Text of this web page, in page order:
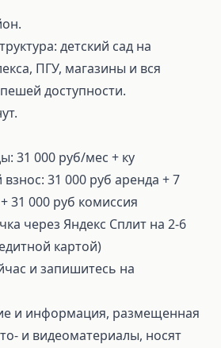
детский сад на
ПГУ, магазины и вся
доступности.
31 000 руб/мес + ку
31 000 руб аренда + 7
31 000 руб комиссия
через Яндекс Сплит на 2-6
картой)
и запишитесь на
и информация, размещенная
и видеоматериалы, носят